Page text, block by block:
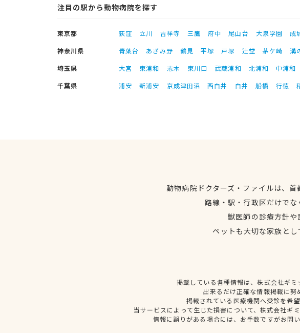
注目の駅から動物病院を探す
東京都 荻窪 立川 吉祥寺 三鷹 府中 尾山台 大泉学園 成
神奈川県
青葉台 あざみ野 鶴見 平塚 戸塚 辻堂 茅ケ崎
溝
埼玉県
大宮 東浦和 志木 東川口 武蔵浦和 北浦和 中浦和
千葉県
浦安 新浦安 京成津田沼 西白井 白井 船橋 行徳
動物病院ドクターズ・ファイルは、
路線・駅・行政区だけで
獣医師の診療方針
ペットも大切な家族と
掲載している各種情報は、株式会社ギ
出来るだけ正確な情報掲載に
掲載されている医療機関へ受診を希
当サービスによって生じた損害について、株式会社ギ
情報に誤りがある場合には、お手数ですがお問